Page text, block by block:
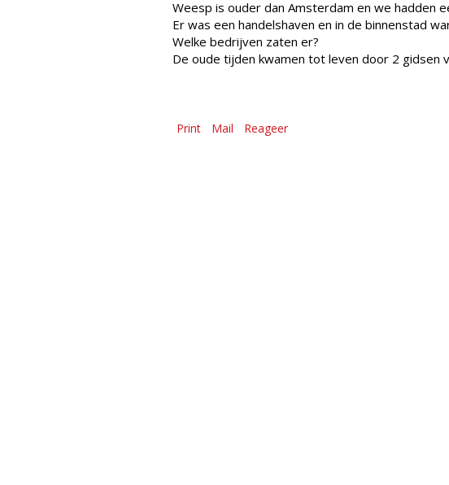
Weesp is ouder dan Amsterdam en we hadden
Er was een handelshaven en in de binnenstad
Welke bedrijven zaten er?
De oude tijden kwamen tot leven door 2 gidsen
Print Mail Reageer